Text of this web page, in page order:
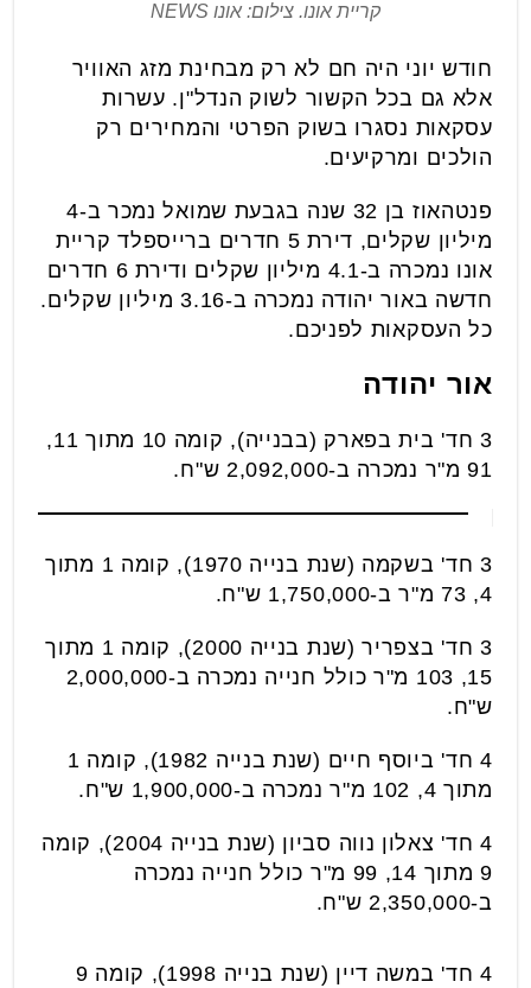
קריית אונו. צילום: אונו NEWS
חודש יוני היה חם לא רק מבחינת מזג האוויר
אלא גם בכל הקשור לשוק הנדל"ן. עשרות
עסקאות נסגרו בשוק הפרטי והמחירים רק
הולכים ומרקיעים.
פנטהאוז בן 32 שנה בגבעת שמואל נמכר ב-4
מיליון שקלים, דירת 5 חדרים ברייספלד קריית
אונו נמכרה ב-4.1 מיליון שקלים ודירת 6 חדרים
חדשה באור יהודה נמכרה ב-3.16 מיליון שקלים.
כל העסקאות לפניכם.
אור יהודה
3 חד' בית בפארק (בבנייה), קומה 10 מתוך 11,
91 מ"ר נמכרה ב-2,092,000 ש"ח.
3 חד' בשקמה (שנת בנייה 1970), קומה 1 מתוך
4, 73 מ"ר ב-1,750,000 ש"ח.
3 חד' בצפריר (שנת בנייה 2000), קומה 1 מתוך
15, 103 מ"ר כולל חנייה נמכרה ב-2,000,000
ש"ח.
4 חד' ביוסף חיים (שנת בנייה 1982), קומה 1
מתוך 4, 102 מ"ר נמכרה ב-1,900,000 ש"ח.
4 חד' צאלון נווה סביון (שנת בנייה 2004), קומה
9 מתוך 14, 99 מ"ר כולל חנייה נמכרה
ב-2,350,000 ש"ח.
4 חד' במשה דיין (שנת בנייה 1998), קומה 9